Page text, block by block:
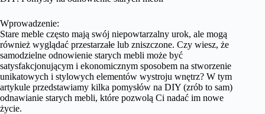
Wprowadzenie:
Stare meble często mają swój niepowtarzalny urok, ale mogą
również wyglądać przestarzałe lub zniszczone. Czy wiesz, że
samodzielne odnowienie starych mebli może być
satysfakcjonującym i ekonomicznym sposobem na stworzenie
unikatowych i stylowych elementów wystroju wnętrz? W tym
artykule przedstawiamy kilka pomysłów na DIY (zrób to sam)
odnawianie starych mebli, które pozwolą Ci nadać im nowe
życie.